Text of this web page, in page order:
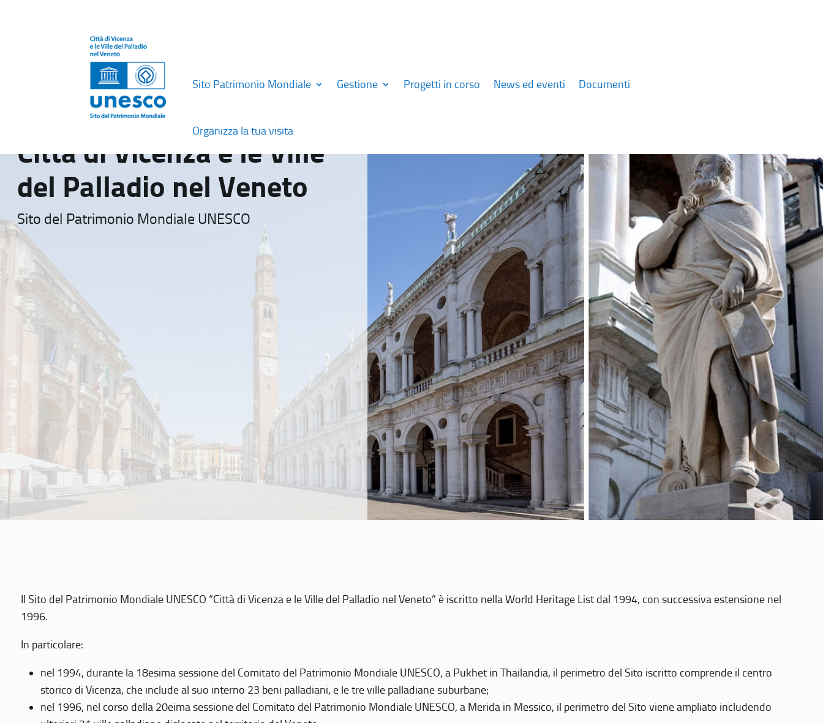
Sito Patrimonio Mondiale Gestione Progetti in corso News ed eventi Documenti
Organizza la tua visita
Città di Vicenza e le Ville
del Palladio nel Veneto
Sito del Patrimonio Mondiale UNESCO
Il Sito del Patrimonio Mondiale UNESCO “Città di Vicenza e le Ville del Palladio nel Veneto” è iscritto nella World Heritage List dal 1994, con successiva estensione nel
1996.
In particolare:
nel 1994, durante la 18esima sessione del Comitato del Patrimonio Mondiale UNESCO, a Pukhet in Thailandia, il perimetro del Sito iscritto comprende il centro
storico di Vicenza, che include al suo interno 23 beni palladiani, e le tre ville palladiane suburbane;
nel 1996, nel corso della 20eima sessione del Comitato del Patrimonio Mondiale UNESCO, a Merida in Messico, il perimetro del Sito viene ampliato includendo